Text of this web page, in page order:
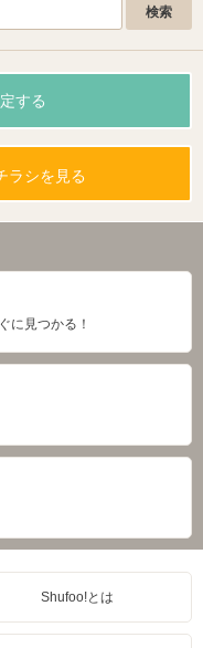
する
ラシを見る
に見つかる！
Shufoo!とは